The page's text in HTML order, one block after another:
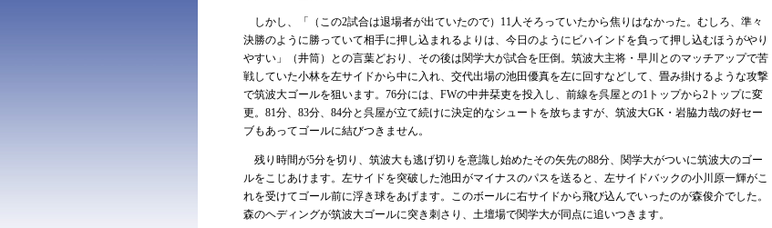
しかし、「（この2試合は退場者が出ていたので）11人そろっていたから焦りはなかった。むしろ、準々
決勝のように勝っていて相手に押し込まれるよりは、今日のようにビハインドを負って押し込むほうがやり
やすい」（井筒）との言葉どおり、その後は関学大が試合を圧倒。筑波大主将・早川とのマッチアップで苦
戦していた小林を左サイドから中に入れ、交代出場の池田優真を左に回すなどして、畳み掛けるような攻撃
で筑波大ゴールを狙います。76分には、FWの中井栞吏を投入し、前線を呉屋との1トップから2トップに変
更。81分、83分、84分と呉屋が立て続けに決定的なシュートを放ちますが、筑波大GK・岩脇力哉の好セー
ブもあってゴールに結びつきません。
残り時間が5分を切り、筑波大も逃げ切りを意識し始めたその矢先の88分、関学大がついに筑波大のゴー
ルをこじあけます。左サイドを突破した池田がマイナスのパスを送ると、左サイドバックの小川原一輝がこ
れを受けてゴール前に浮き球をあげます。このボールに右サイドから飛び込んでいったのが森俊介でした。
森のヘディングが筑波大ゴールに突き刺さり、土壇場で関学大が同点に追いつきます。